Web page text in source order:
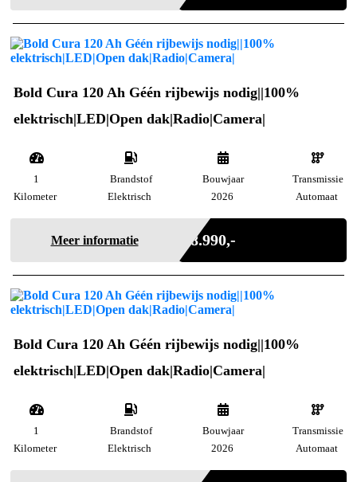
Bold Cura 120 Ah Géén rijbewijs nodig||100%
elektrisch|LED|Open dak|Radio|Camera|
1
Kilometer
Brandstof
Elektrisch
Bouwjaar
2026
Transmissie
Automaat
Meer informatie € 8.990,-
Bold Cura 120 Ah Géén rijbewijs nodig||100%
elektrisch|LED|Open dak|Radio|Camera|
1
Kilometer
Brandstof
Elektrisch
Bouwjaar
2026
Transmissie
Automaat